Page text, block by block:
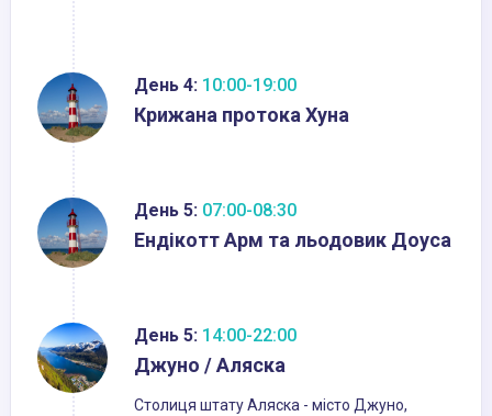
День 4: 10:00-19:00
Крижана протока Хуна
День 5: 07:00-08:30
Ендікотт Арм та льодовик Доуса
День 5: 14:00-22:00
Джуно / Аляска
Столиця штату Аляска - місто Джуно,